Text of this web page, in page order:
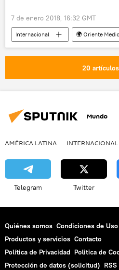
7 de enero 2018, 16:32 GMT
Internacional
🌍 Oriente Medio
Palestina
Israel
noticias
20
Mundo
AMÉRICA LATINA INTERNACIONAL
Telegram Twitter
Quiénes somos Condiciones de Uso
Productos y servicios Contacto
Política de Privacidad Politica de
Protección de datos (solicitud) RSS